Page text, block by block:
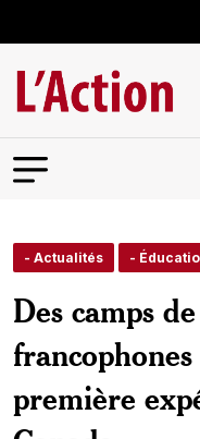
- Actualités -
Des camps
première